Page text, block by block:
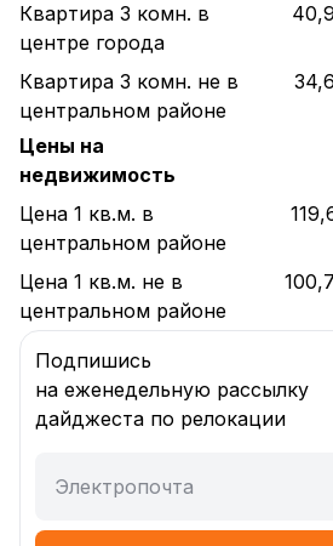
Квартира 3 комн. в
центре города
Квартира 3 комн. не в
центральном районе
Цены на
недвижимость
Цена 1 кв.м. в
центральном районе
Цена 1 кв.м. не в
центральном районе
Подпишись
на еженедельную рассылку
дайджеста по релокации
Электропочта